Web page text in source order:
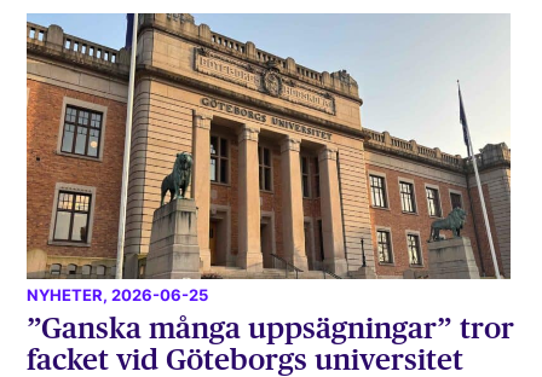
NYHETER, 2026-06-25
”Ganska många uppsägningar” tror
facket vid Göteborgs universitet